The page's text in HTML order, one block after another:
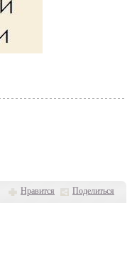
Нравится Поделиться